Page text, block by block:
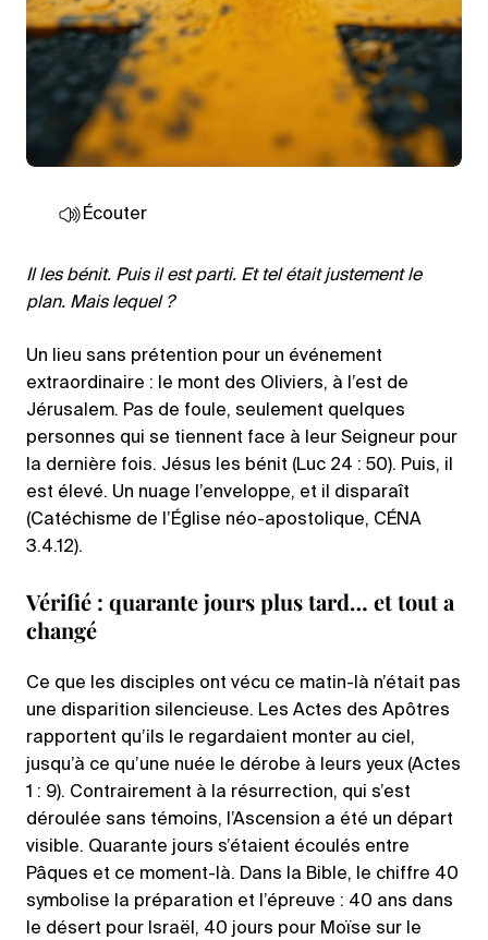
Écouter
Il les bénit. Puis il est parti. Et tel était justement le
plan. Mais lequel ?
Un lieu sans prétention pour un événement
extraordinaire : le mont des Oliviers, à l’est de
Jérusalem. Pas de foule, seulement quelques
personnes qui se tiennent face à leur Seigneur pour
la dernière fois. Jésus les bénit (Luc 24 : 50). Puis, il
est élevé. Un nuage l’enveloppe, et il disparaît
(Catéchisme de l’Église néo-apostolique, CÉNA
3.4.12).
Vérifié : quarante jours plus tard… et tout a
changé
Ce que les disciples ont vécu ce matin-là n’était pas
une disparition silencieuse. Les Actes des Apôtres
rapportent qu’ils le regardaient monter au ciel,
jusqu’à ce qu’une nuée le dérobe à leurs yeux (Actes
1 : 9). Contrairement à la résurrection, qui s’est
déroulée sans témoins, l’Ascension a été un départ
visible. Quarante jours s’étaient écoulés entre
Pâques et ce moment-là. Dans la Bible, le chiffre 40
symbolise la préparation et l’épreuve : 40 ans dans
le désert pour Israël, 40 jours pour Moïse sur le